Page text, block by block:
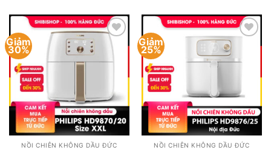
₫9,200,000.
Giảm
30%
Add to
NỒI CHIÊN KHÔNG DẦU ĐỨC
Giảm
25%
NỒI CHIÊN KHÔNG DẦU ĐỨC